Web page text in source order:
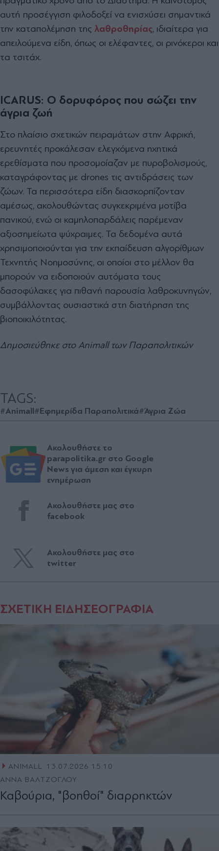
αυτή προσέγγιση φιλοδοξεί να ενισχύσει σημαντικά
την καταπολέμηση της λαθροθηρίας, ιδιαίτερα για
απειλούμενα είδη, όπως οι ελέφαντες, οι ρινόκεροι και
τα τσιτάχ.
ICARUS: Ο δορυφόρος που σώζει την
άγρια ζωή
Στο πλαίσιο σχετικών πειραμάτων στην Αφρική,
ερευνητές προκάλεσαν ελεγχόμενα ηχητικά
ερεθίσματα που προσομοίαζαν με πυροβολισμούς,
καταγράφοντας με drones τις αντιδράσεις των
ζώων. Τα περισσότερα είδη διασκορπίζονταν
αμέσως, ακολουθώντας συγκεκριμένα μοτίβα
πανικού, ενώ οι καμηλοπαρδάλεις παρέμεναν
αξιοσημείωτα ψύχραιμες. Τα δεδομένα αυτά
χρησιμοποιούνται για την εκπαίδευση αλγορίθμων
Τεχνητής Νοημοσύνης, οι οποίοι στο μέλλον θα
μπορούν να ειδοποιούν αυτόματα τους
δασοφύλακες για πιθανή παρουσία λαθροκυνηγών,
συμβάλλοντας ουσιαστικά στη διατήρηση της
βιοποικιλότητας.
Δημοσιεύθηκε στο Animall των Παραπολιτικών
TAGS:
#Animall#Εφημερίδα Παραπολιτικά#Άγρια Ζώα
Ακολουθήστε το
parapolitika.gr στο Google
News για άμεση και έγκυρη
ενημέρωση
Ακολουθήστε μας στο
facebook
Ακολουθήστε μας στο
twitter
ΣΧΕΤΙΚΗ ΕΙΔΗΣΕΟΓΡΑΦΙΑ
ANIMALL
13.07.2026 15:10
ΑΝΝΑ ΒΑΛΤΖΟΓΛΟΥ
Καβούρια, "βοηθοί" διαρρηκτών